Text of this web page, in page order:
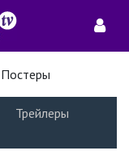
Постеры
Трейлеры